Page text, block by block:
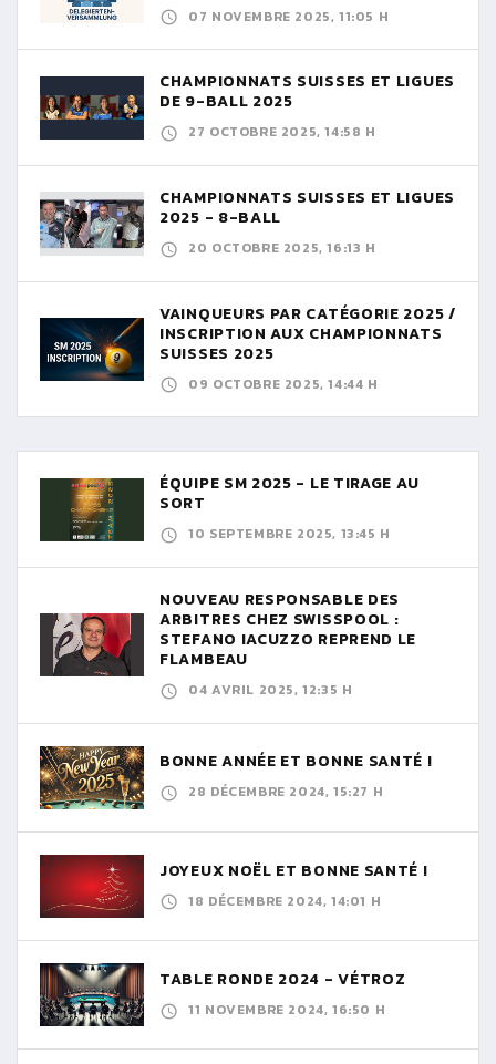
07 NOVEMBRE 2025, 11:05 H
CHAMPIONNATS SUISSES ET LIGUES
DE 9-BALL 2025
27 OCTOBRE 2025, 14:58 H
CHAMPIONNATS SUISSES ET LIGUES
2025 - 8-BALL
20 OCTOBRE 2025, 16:13 H
VAINQUEURS PAR CATÉGORIE 2025 /
INSCRIPTION AUX CHAMPIONNATS
SUISSES 2025
09 OCTOBRE 2025, 14:44 H
ÉQUIPE SM 2025 - LE TIRAGE AU
SORT
10 SEPTEMBRE 2025, 13:45 H
NOUVEAU RESPONSABLE DES
ARBITRES CHEZ SWISSPOOL :
STEFANO IACUZZO REPREND LE
FLAMBEAU
04 AVRIL 2025, 12:35 H
BONNE ANNÉE ET BONNE SANTÉ !
28 DÉCEMBRE 2024, 15:27 H
JOYEUX NOËL ET BONNE SANTÉ !
18 DÉCEMBRE 2024, 14:01 H
TABLE RONDE 2024 - VÉTROZ
11 NOVEMBRE 2024, 16:50 H